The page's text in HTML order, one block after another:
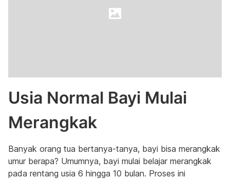
Usia Normal Bayi Mulai
Merangkak
Banyak orang tua bertanya-tanya, bayi bisa merangkak
umur berapa? Umumnya, bayi mulai belajar merangkak
pada rentang usia 6 hingga 10 bulan. Proses ini